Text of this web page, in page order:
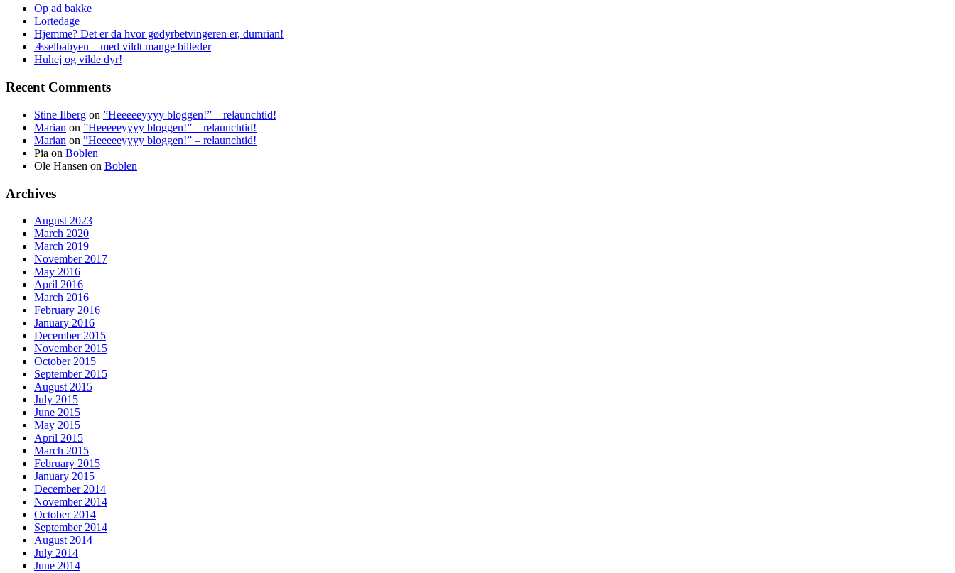
Op ad bakke
Lortedage
Hjemme? Det er da hvor gødyrbetvingeren er, dumrian!
Æselbabyen – med vildt mange billeder
Huhej og vilde dyr!
Recent Comments
Stine Ilberg on ”Heeeeeyyyy bloggen!” – relaunchtid!
Marian on ”Heeeeeyyyy bloggen!” – relaunchtid!
Marian on ”Heeeeeyyyy bloggen!” – relaunchtid!
Pia on Boblen
Ole Hansen on Boblen
Archives
August 2023
March 2020
March 2019
November 2017
May 2016
April 2016
March 2016
February 2016
January 2016
December 2015
November 2015
October 2015
September 2015
August 2015
July 2015
June 2015
May 2015
April 2015
March 2015
February 2015
January 2015
December 2014
November 2014
October 2014
September 2014
August 2014
July 2014
June 2014